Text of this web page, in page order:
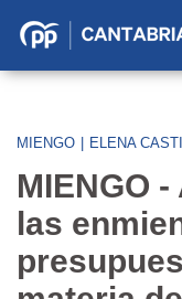
Partido
Cantabria
MIENGO ELENA
MIENGO
las